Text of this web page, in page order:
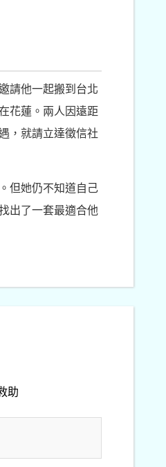
請他一起搬到台北
花蓮。兩人因遠距
，就請立達徵信社
但她仍不知道自己
出了一套最適合他
助